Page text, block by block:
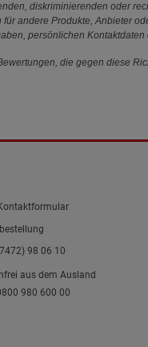
diskriminierenden oder
andere Produkte, Anbieter
persönlichen Kontaktdaten
die gegen diese
98 06 10
aus dem Ausland
980 600 00